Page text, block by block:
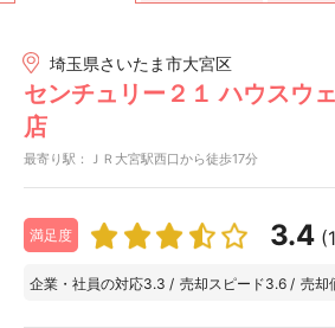
埼玉県さいたま市大宮区
センチュリー２１ ハウスウ
店
最寄り駅：ＪＲ大宮駅西口から徒歩17分
満足度 3.4
企業・社員の対応3.3 / 売却スピード3.6 / 売却